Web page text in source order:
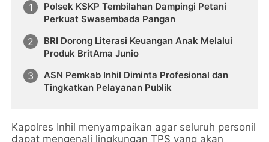
Polsek KSKP Tembilahan Dampingi Petani
Perkuat Swasembada Pangan
BRI Dorong Literasi Keuangan Anak Melalui
Produk BritAma Junio
ASN Pemkab Inhil Diminta Profesional dan
Tingkatkan Pelayanan Publik
Kapolres Inhil menyampaikan agar seluruh personil
dapat mengenali lingkungan TPS yang akan